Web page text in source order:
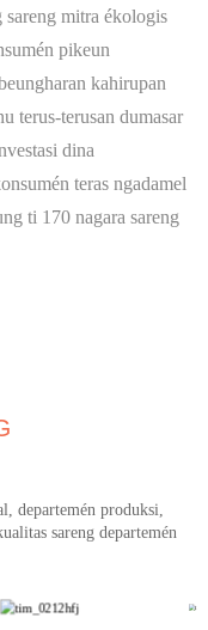
sareng mitra ékologis
pikeun
kahirupan
terus-terusan dumasar
dina
teras ngadamel
ti 170 nagara sareng
departemén produksi,
sareng departemén